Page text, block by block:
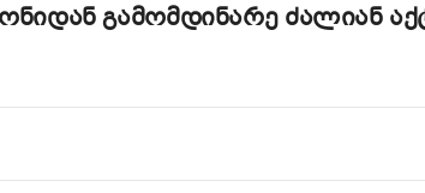
გამომდინარე ძალიან